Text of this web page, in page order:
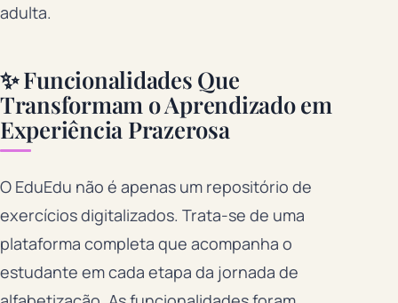
adulta.
✨ Funcionalidades Que
Transformam o Aprendizado em
Experiência Prazerosa
O EduEdu não é apenas um repositório de
exercícios digitalizados. Trata-se de uma
plataforma completa que acompanha o
estudante em cada etapa da jornada de